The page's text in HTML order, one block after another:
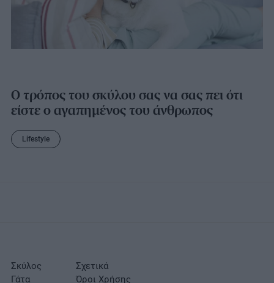
Ο τρόπος του σκύλου σας να σας πει ότι
είστε ο αγαπημένος του άνθρωπος
Lifestyle
Σκύλος
Γάτα
Σχετικά
Όροι Χρήσης